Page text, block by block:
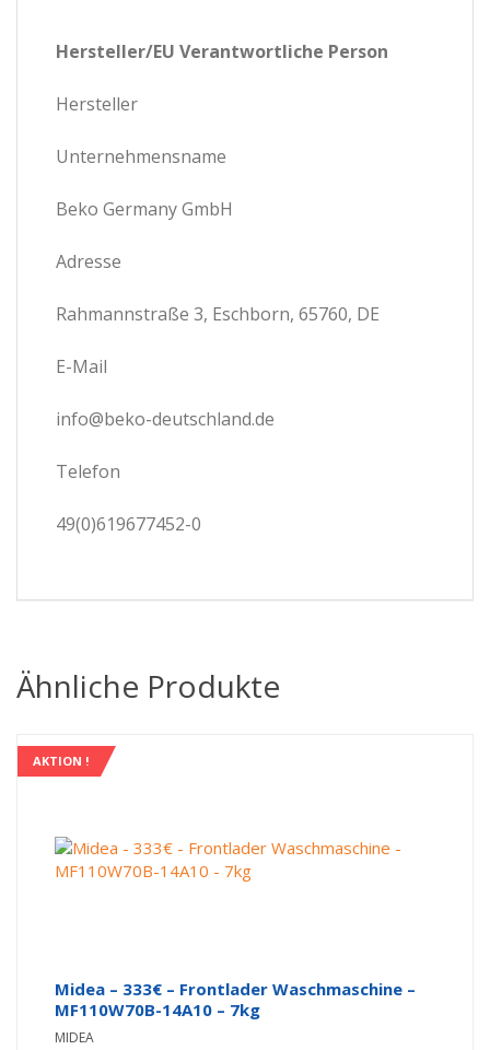
Hersteller/EU Verantwortliche Person
Hersteller
Unternehmensname
Beko Germany GmbH
Adresse
Rahmannstraße 3, Eschborn, 65760, DE
E-Mail
info@beko-deutschland.de
Telefon
49(0)619677452-0
Ähnliche Produkte
AKTION !
Midea – 333€ – Frontlader Waschmaschine –
MF110W70B-14A10 – 7kg
MIDEA